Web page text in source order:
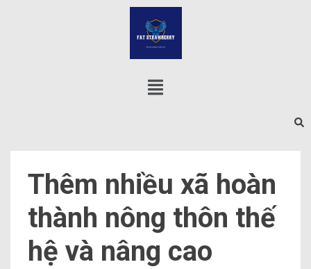
Thêm nhiều xã hoàn
thành nông thôn thế
hệ và nâng cao